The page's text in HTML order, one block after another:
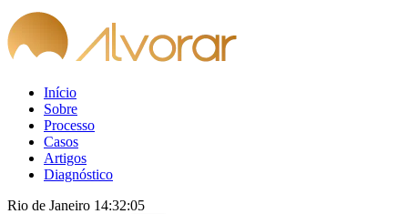
Início
Sobre
Processo
Casos
Artigos
Diagnóstico
Rio de Janeiro 14:32:05